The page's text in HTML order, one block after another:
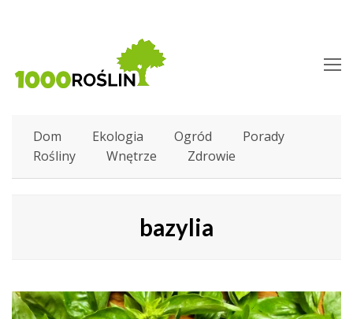
Dom Ekologia Ogród
Porady
Rośliny
Wnętrze Zdrowie
bazylia